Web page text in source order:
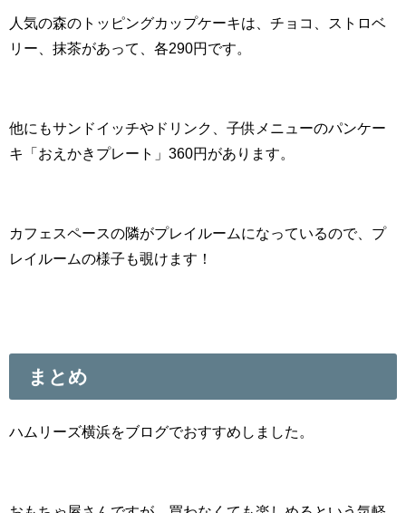
人気の森のトッピングカップケーキは、チョコ、ストロベ
リー、抹茶があって、各290円です。
他にもサンドイッチやドリンク、子供メニューのパンケー
キ「おえかきプレート」360円があります。
カフェスペースの隣がプレイルームになっているので、プ
レイルームの様子も覗けます！
まとめ
ハムリーズ横浜をブログでおすすめしました。